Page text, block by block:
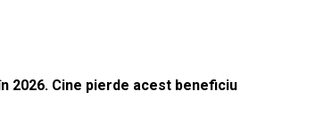
2026. Cine pierde acest beneficiu